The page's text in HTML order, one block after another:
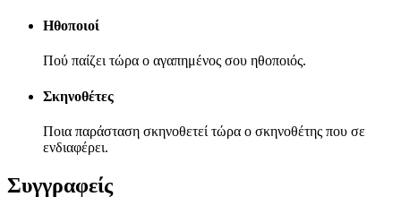
Ηθοποιοί
Πού παίζει τώρα ο αγαπημένος σου ηθοποιός.
Σκηνοθέτες
Ποια παράσταση σκηνοθετεί τώρα ο σκηνοθέτης που σε
ενδιαφέρει.
Συγγραφείς